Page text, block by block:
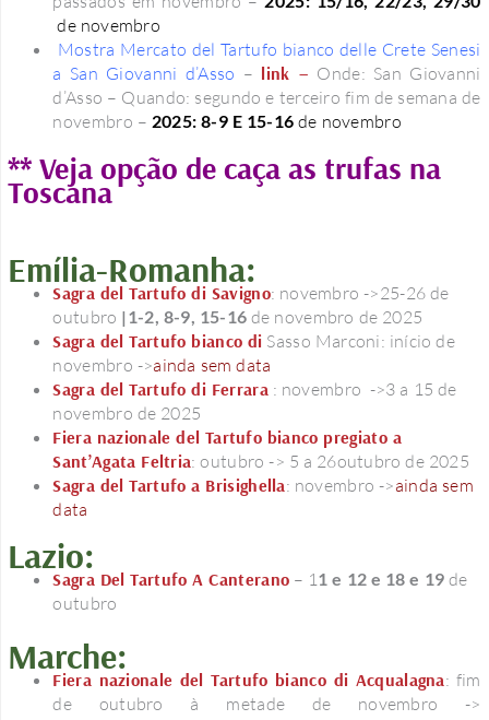
de novembro
Mostra Mercato del Tartufo bianco delle Crete Senesi
a San Giovanni d’Asso – link – Onde: San Giovanni
d’Asso – Quando: segundo e terceiro fim de semana de
novembro – 2025: 8-9 E 15-16de novembro
** Veja opção de caça as trufas na
Toscana
Emília-Romanha:
Sagra del Tartufo di Savigno: novembro ->25-26 de
outubro |1-2, 8-9, 15-16 de novembro de 2025
Sagra del Tartufo bianco di Sasso Marconi: início de
novembro ->ainda sem data
Sagra del Tartufo di Ferrara : novembro ->3 a 15 de
novembro de 2025
Fiera nazionale del Tartufo bianco pregiato a
Sant’Agata Feltria: outubro -> 5 a 26outubro de 2025
Sagra del Tartufo a Brisighella: novembro ->ainda sem
data
Lazio:
Sagra Del Tartufo A Canterano – 11 e 12 e 18 e 19 de
outubro
Marche:
Fiera nazionale del Tartufo bianco di Acqualagna: fim
de outubro à metade de novembro ->